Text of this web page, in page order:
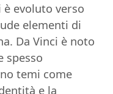
evoluto verso
elementi di
Da Vinci è noto
spesso
temi come
e la